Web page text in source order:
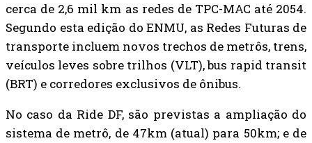
cerca de 2,6 mil km as redes de TPC-MAC até 2054.
Segundo esta edição do ENMU, as Redes Futuras de
transporte incluem novos trechos de metrôs, trens,
veículos leves sobre trilhos (VLT), bus rapid transit
(BRT) e corredores exclusivos de ônibus.
No caso da Ride DF, são previstas a ampliação do
sistema de metrô, de 47km (atual) para 50km; e de